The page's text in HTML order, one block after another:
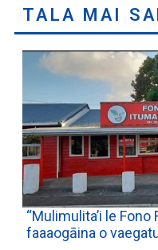
TALA MAI
“Mulimulita’i le Fono
faaaogāina o